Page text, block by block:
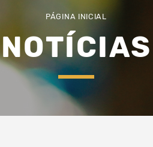
PÁGINA INICIAL
NOTÍCIAS